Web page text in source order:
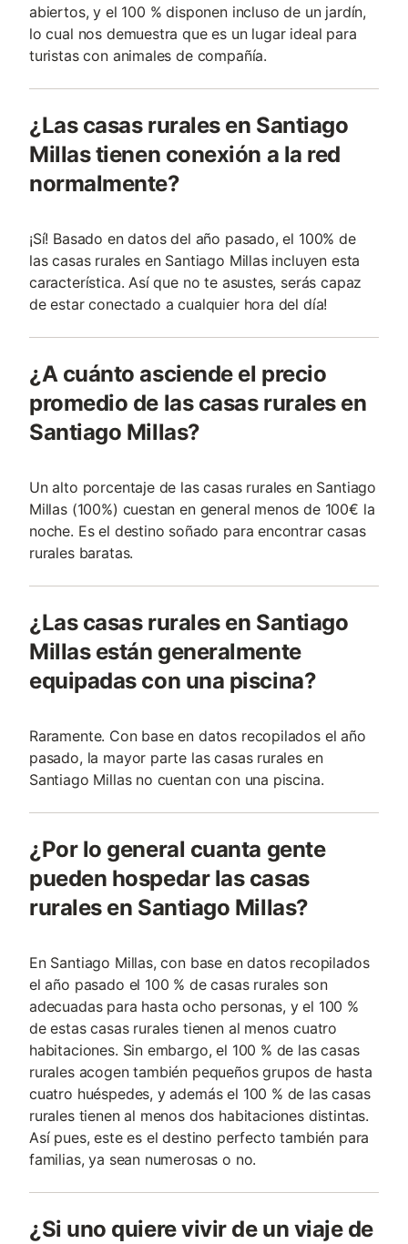
abiertos, y el 100 % disponen incluso de un jardín,
lo cual nos demuestra que es un lugar ideal para
turistas con animales de compañía.
¿Las casas rurales en Santiago
Millas tienen conexión a la red
normalmente?
¡Sí! Basado en datos del año pasado, el 100% de
las casas rurales en Santiago Millas incluyen esta
característica. Así que no te asustes, serás capaz
de estar conectado a cualquier hora del día!
¿A cuánto asciende el precio
promedio de las casas rurales en
Santiago Millas?
Un alto porcentaje de las casas rurales en Santiago
Millas (100%) cuestan en general menos de 100€ la
noche. Es el destino soñado para encontrar casas
rurales baratas.
¿Las casas rurales en Santiago
Millas están generalmente
equipadas con una piscina?
Raramente. Con base en datos recopilados el año
pasado, la mayor parte las casas rurales en
Santiago Millas no cuentan con una piscina.
¿Por lo general cuanta gente
pueden hospedar las casas
rurales en Santiago Millas?
En Santiago Millas, con base en datos recopilados
el año pasado el 100 % de casas rurales son
adecuadas para hasta ocho personas, y el 100 %
de estas casas rurales tienen al menos cuatro
habitaciones. Sin embargo, el 100 % de las casas
rurales acogen también pequeños grupos de hasta
cuatro huéspedes, y además el 100 % de las casas
rurales tienen al menos dos habitaciones distintas.
Así pues, este es el destino perfecto también para
familias, ya sean numerosas o no.
¿Si uno quiere vivir de un viaje de